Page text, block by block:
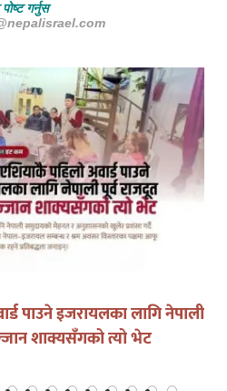
पोष्ट गर्नुस
पाउने इजरायलका लागि नेपाली
शाक्यसँगको त्यो भेट